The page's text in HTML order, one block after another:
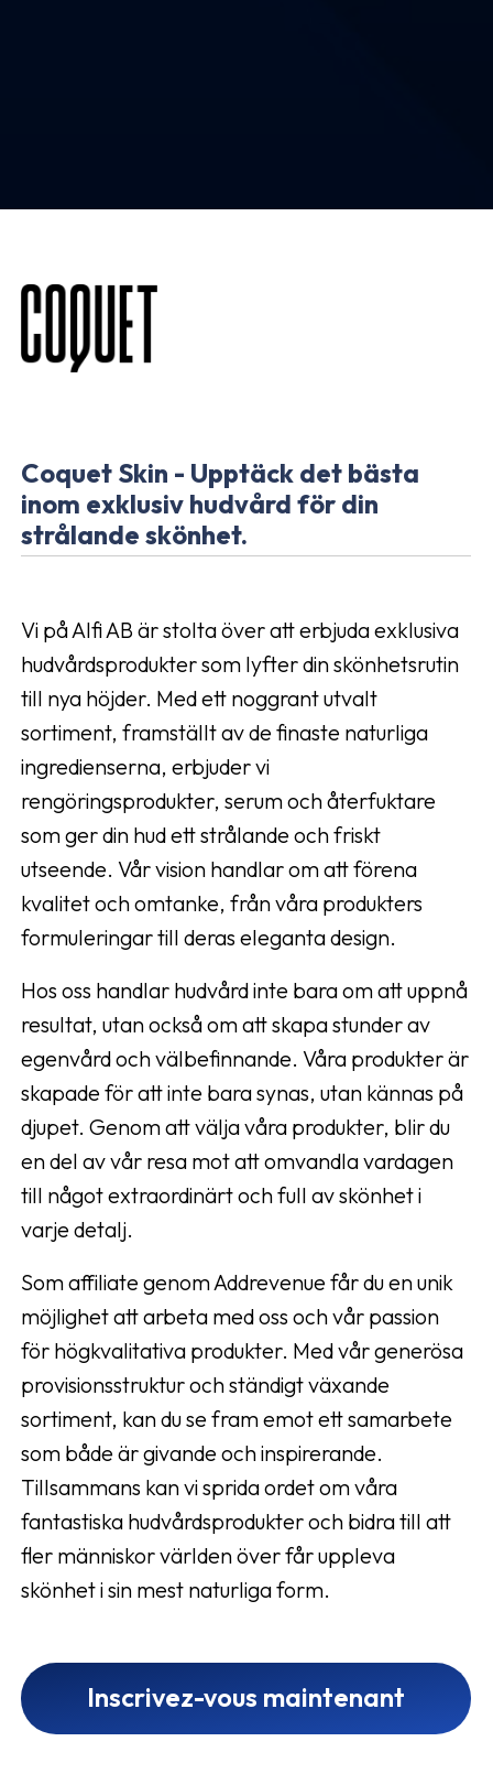
Coquet Skin - Upptäck det bästa
inom exklusiv hudvård för din
strålande skönhet.
Vi på Alfi AB är stolta över att erbjuda exklusiva
hudvårdsprodukter som lyfter din skönhetsrutin
till nya höjder. Med ett noggrant utvalt
sortiment, framställt av de finaste naturliga
ingredienserna, erbjuder vi
rengöringsprodukter, serum och återfuktare
som ger din hud ett strålande och friskt
utseende. Vår vision handlar om att förena
kvalitet och omtanke, från våra produkters
formuleringar till deras eleganta design.
Hos oss handlar hudvård inte bara om att uppnå
resultat, utan också om att skapa stunder av
egenvård och välbefinnande. Våra produkter är
skapade för att inte bara synas, utan kännas på
djupet. Genom att välja våra produkter, blir du
en del av vår resa mot att omvandla vardagen
till något extraordinärt och full av skönhet i
varje detalj.
Som affiliate genom Addrevenue får du en unik
möjlighet att arbeta med oss och vår passion
för högkvalitativa produkter. Med vår generösa
provisionsstruktur och ständigt växande
sortiment, kan du se fram emot ett samarbete
som både är givande och inspirerande.
Tillsammans kan vi sprida ordet om våra
fantastiska hudvårdsprodukter och bidra till att
fler människor världen över får uppleva
skönhet i sin mest naturliga form.
Inscrivez-vous maintenant